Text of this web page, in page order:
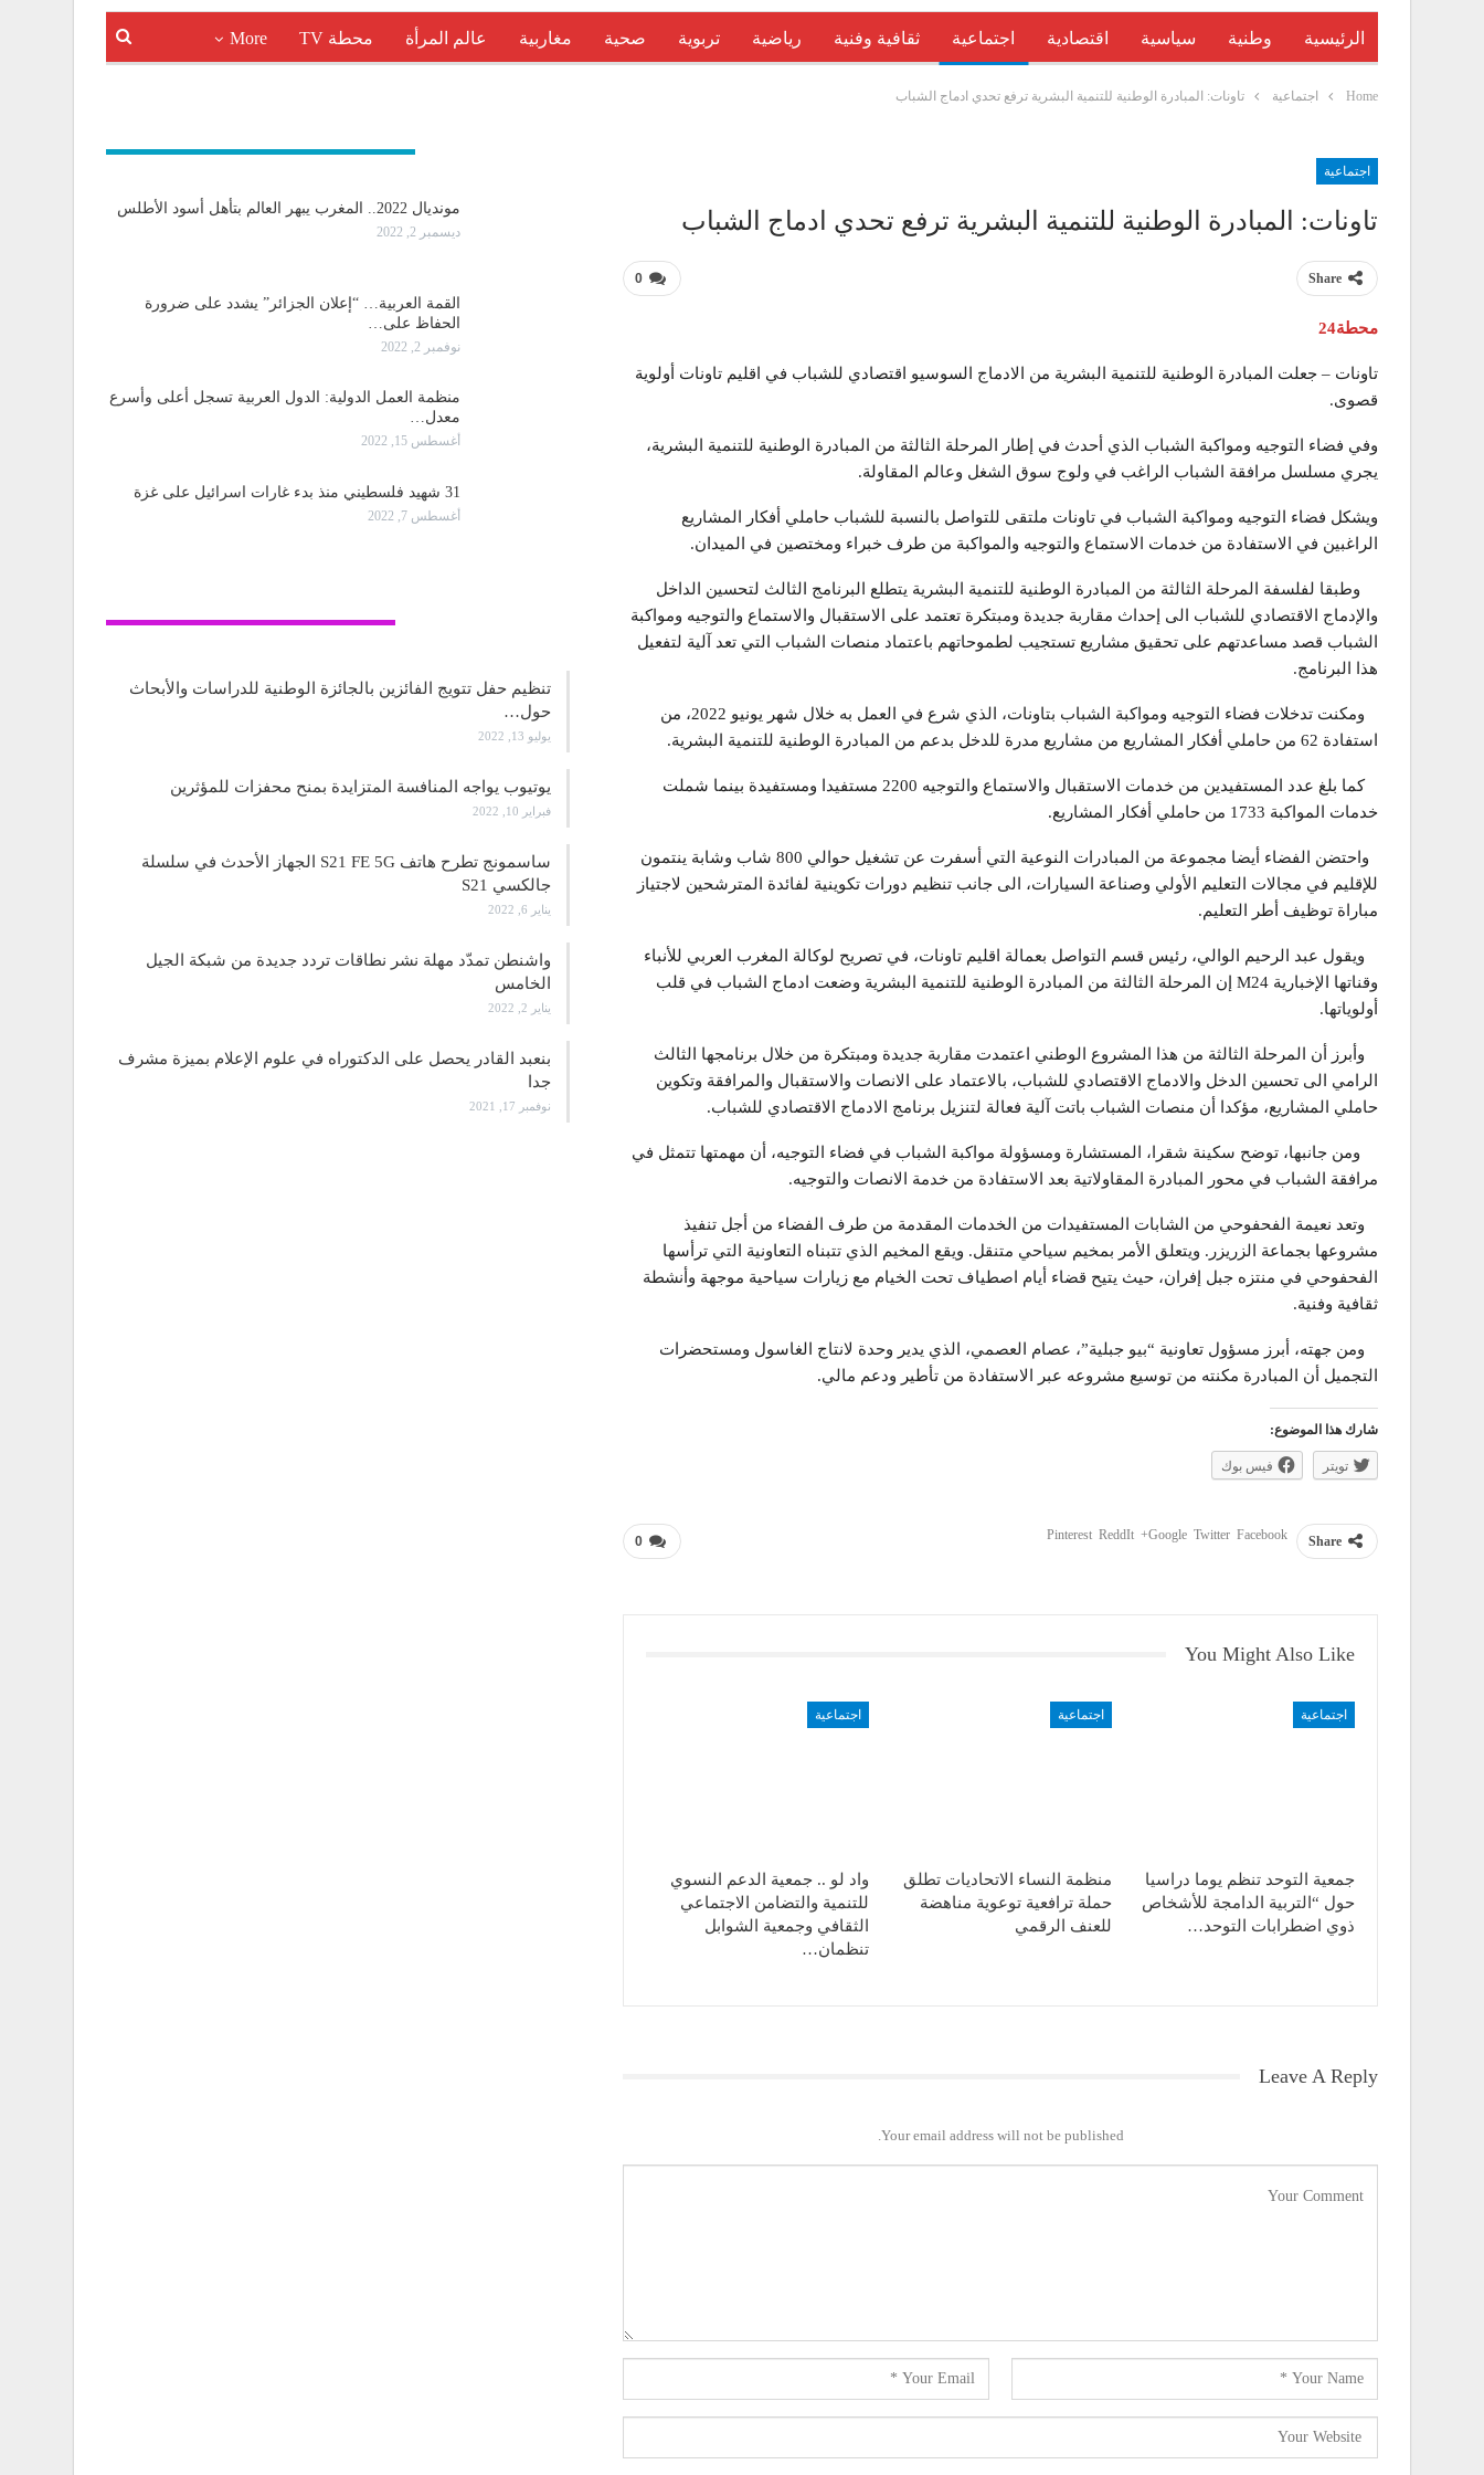
الرئيسية وطنية سياسية اقتصادية اجتماعية ثقافية وفنية رياضية تربوية صحية مغاربية عالم المرأة محطة TV More
Home اجتماعية تاونات: المبادرة الوطنية للتنمية البشرية ترفع تحدي ادماج الشباب
اجتماعية
تاونات: المبادرة الوطنية للتنمية البشرية ترفع تحدي ادماج الشباب
0 Share
محطة24
تاونات – جعلت المبادرة الوطنية للتنمية البشرية من الادماج السوسيو اقتصادي للشباب في اقليم تاونات أولوية
قصوى.
وفي فضاء التوجيه ومواكبة الشباب الذي أحدث في إطار المرحلة الثالثة من المبادرة الوطنية للتنمية البشرية،
يجري مسلسل مرافقة الشباب الراغب في ولوج سوق الشغل وعالم المقاولة.
ويشكل فضاء التوجيه ومواكبة الشباب في تاونات ملتقى للتواصل بالنسبة للشباب حاملي أفكار المشاريع
الراغبين في الاستفادة من خدمات الاستماع والتوجيه والمواكبة من طرف خبراء ومختصين في الميدان.
وطبقا لفلسفة المرحلة الثالثة من المبادرة الوطنية للتنمية البشرية يتطلع البرنامج الثالث لتحسين الداخل
والإدماج الاقتصادي للشباب الى إحداث مقاربة جديدة ومبتكرة تعتمد على الاستقبال والاستماع والتوجيه ومواكبة
الشباب قصد مساعدتهم على تحقيق مشاريع تستجيب لطموحاتهم باعتماد منصات الشباب التي تعد آلية لتفعيل
هذا البرنامج.
ومكنت تدخلات فضاء التوجيه ومواكبة الشباب بتاونات، الذي شرع في العمل به خلال شهر يونيو 2022، من
استفادة 62 من حاملي أفكار المشاريع من مشاريع مدرة للدخل بدعم من المبادرة الوطنية للتنمية البشرية.
كما بلغ عدد المستفيدين من خدمات الاستقبال والاستماع والتوجيه 2200 مستفيدا ومستفيدة بينما شملت
خدمات المواكبة 1733 من حاملي أفكار المشاريع.
واحتضن الفضاء أيضا مجموعة من المبادرات النوعية التي أسفرت عن تشغيل حوالي 800 شاب وشابة ينتمون
للإقليم في مجالات التعليم الأولي وصناعة السيارات، الى جانب تنظيم دورات تكوينية لفائدة المترشحين لاجتياز
مباراة توظيف أطر التعليم.
ويقول عبد الرحيم الوالي، رئيس قسم التواصل بعمالة اقليم تاونات، في تصريح لوكالة المغرب العربي للأنباء
وقناتها الإخبارية M24 إن المرحلة الثالثة من المبادرة الوطنية للتنمية البشرية وضعت ادماج الشباب في قلب
أولوياتها.
وأبرز أن المرحلة الثالثة من هذا المشروع الوطني اعتمدت مقاربة جديدة ومبتكرة من خلال برنامجها الثالث
الرامي الى تحسين الدخل والادماج الاقتصادي للشباب، بالاعتماد على الانصات والاستقبال والمرافقة وتكوين
حاملي المشاريع، مؤكدا أن منصات الشباب باتت آلية فعالة لتنزيل برنامج الادماج الاقتصادي للشباب.
ومن جانبها، توضح سكينة شقرا، المستشارة ومسؤولة مواكبة الشباب في فضاء التوجيه، أن مهمتها تتمثل في
مرافقة الشباب في محور المبادرة المقاولاتية بعد الاستفادة من خدمة الانصات والتوجيه.
وتعد نعيمة الفحفوحي من الشابات المستفيدات من الخدمات المقدمة من طرف الفضاء من أجل تنفيذ
مشروعها بجماعة الزريزر. ويتعلق الأمر بمخيم سياحي متنقل. ويقع المخيم الذي تتبناه التعاونية التي ترأسها
الفحفوحي في منتزه جبل إفران، حيث يتيح قضاء أيام اصطياف تحت الخيام مع زيارات سياحية موجهة وأنشطة
ثقافية وفنية.
ومن جهته، أبرز مسؤول تعاونية “بيو جبلية”، عصام العصمي، الذي يدير وحدة لانتاج الغاسول ومستحضرات
التجميل أن المبادرة مكنته من توسيع مشروعه عبر الاستفادة من تأطير ودعم مالي.
شارك هذا الموضوع:
تويتر فيس بوك
0 Share
Facebook
Twitter
Google+
ReddIt
Pinterest
You Might Also Like
اجتماعية
جمعية التوحد تنظم يوما دراسيا
حول “التربية الدامجة للأشخاص
ذوي اضطرابات التوحد…
اجتماعية
منظمة النساء الاتحاديات تطلق
حملة ترافعية توعوية مناهضة
للعنف الرقمي
اجتماعية
واد لو .. جمعية الدعم النسوي
للتنمية والتضامن الاجتماعي
الثقافي وجمعية الشوابل
تنظمان…
Leave A Reply
Your email address will not be published.
مونديال 2022.. المغرب يبهر العالم بتأهل أسود الأطلس
ديسمبر 2, 2022
القمة العربية… “إعلان الجزائر” يشدد على ضرورة
الحفاظ على…
نوفمبر 2, 2022
منظمة العمل الدولية: الدول العربية تسجل أعلى وأسرع
معدل…
أغسطس 15, 2022
31 شهيد فلسطيني منذ بدء غارات اسرائيل على غزة
أغسطس 7, 2022
تنظيم حفل تتويج الفائزين بالجائزة الوطنية للدراسات والأبحاث
حول…
يوليو 13, 2022
يوتيوب يواجه المنافسة المتزايدة بمنح محفزات للمؤثرين
فبراير 10, 2022
ساسمونج تطرح هاتف S21 FE 5G الجهاز الأحدث في سلسلة
جالكسي S21
يناير 6, 2022
واشنطن تمدّد مهلة نشر نطاقات تردد جديدة من شبكة الجيل
الخامس
يناير 2, 2022
بنعبد القادر يحصل على الدكتوراه في علوم الإعلام بميزة مشرف
جدا
نوفمبر 17, 2021